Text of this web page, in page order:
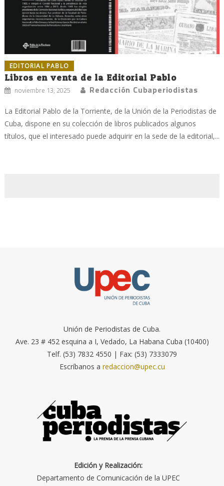
EDITORIAL PABLO
Libros en venta de la Editorial Pablo
noviembre 13, 2025 Redacción Cubaperiodistas
La Editorial Pablo de la Torriente, de la Unión de la Periodistas de
Cuba, dispone en su colección de libros publicados algunos
títulos, que el interesado puede adquirir en la sede de la editorial,...
Unión de Periodistas de Cuba.
Ave. 23 # 452 esquina a I, Vedado, La Habana Cuba (10400)
Telf. (53) 7832 4550 | Fax: (53) 7333079
Escríbanos a redaccion@upec.cu
Edición y Realización:
Departamento de Comunicación de la UPEC